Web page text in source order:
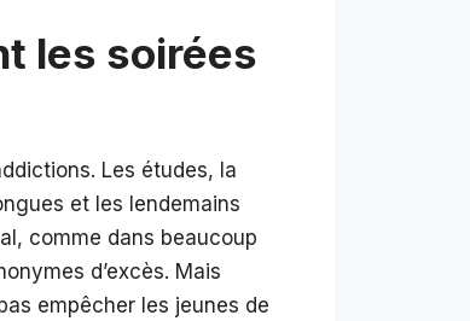
les soirées
Les études, la
et les lendemains
comme dans beaucoup
d’excès. Mais
empêcher les jeunes de